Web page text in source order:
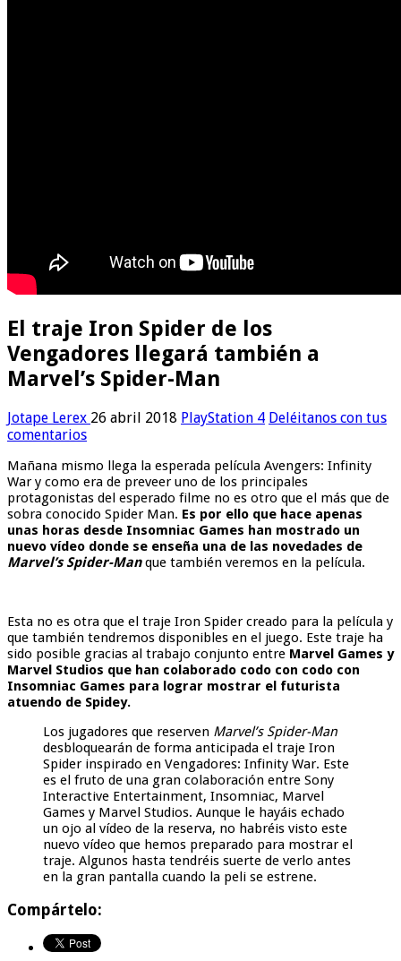
El traje Iron Spider de los
Vengadores llegará también a
Marvel’s Spider-Man
Jotape Lerex 26 abril 2018 PlayStation 4 Deléitanos con tus
comentarios
Mañana mismo llega la esperada película Avengers: Infinity
War y como era de preveer uno de los principales
protagonistas del esperado filme no es otro que el más que de
sobra conocido Spider Man. Es por ello que hace apenas
unas horas desde Insomniac Games han mostrado un
nuevo vídeo donde se enseña una de las novedades de
Marvel’s Spider-Manque también veremos en la película.
Esta no es otra que el traje Iron Spider creado para la película y
que también tendremos disponibles en el juego. Este traje ha
sido posible gracias al trabajo conjunto entre Marvel Games y
Marvel Studios que han colaborado codo con codo con
Insomniac Games para lograr mostrar el futurista
atuendo de Spidey.
Los jugadores que reserven Marvel’s Spider-Man
desbloquearán de forma anticipada el traje Iron
Spider inspirado en Vengadores: Infinity War. Este
es el fruto de una gran colaboración entre Sony
Interactive Entertainment, Insomniac, Marvel
Games y Marvel Studios. Aunque le hayáis echado
un ojo al vídeo de la reserva, no habréis visto este
nuevo vídeo que hemos preparado para mostrar el
traje. Algunos hasta tendréis suerte de verlo antes
en la gran pantalla cuando la peli se estrene.
Compártelo: